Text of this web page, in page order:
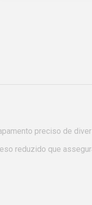
preciso de
reduzido que